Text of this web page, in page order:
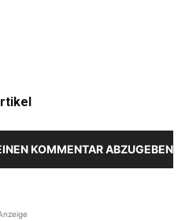
KOMMENTAR ABZUGEBEN